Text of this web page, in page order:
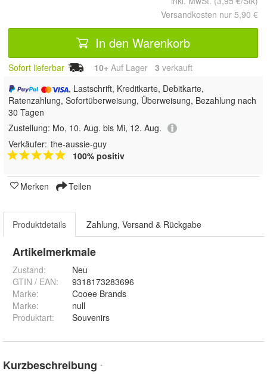
Versandkosten nur 5,90 €
In den Warenkorb
Sofort lieferbar 10+ Auf Lager 3 verkauft
, Lastschrift, Kreditkarte, Debitkarte,
Ratenzahlung, Sofortüberweisung, Überweisung, Bezahlung nach
30 Tagen
Zustellung: Mo, 10. Aug. bis Mi, 12. Aug.
Verkäufer: the-aussie-guy
100% positiv
Merken Teilen
Produktdetails Zahlung, Versand & Rückgabe
Artikelmerkmale
Zustand:
Neu
GTIN / EAN:
9318173283696
Marke:
Cooee Brands
Marke:
null
Produktart: Souvenirs
Kurzbeschreibung *